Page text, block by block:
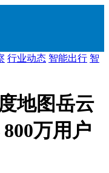
行业动态 智能出行 智
地图岳云
万用户